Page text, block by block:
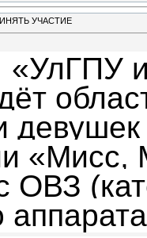
УЧАСТИЕ
«Мисс,
ОВЗ